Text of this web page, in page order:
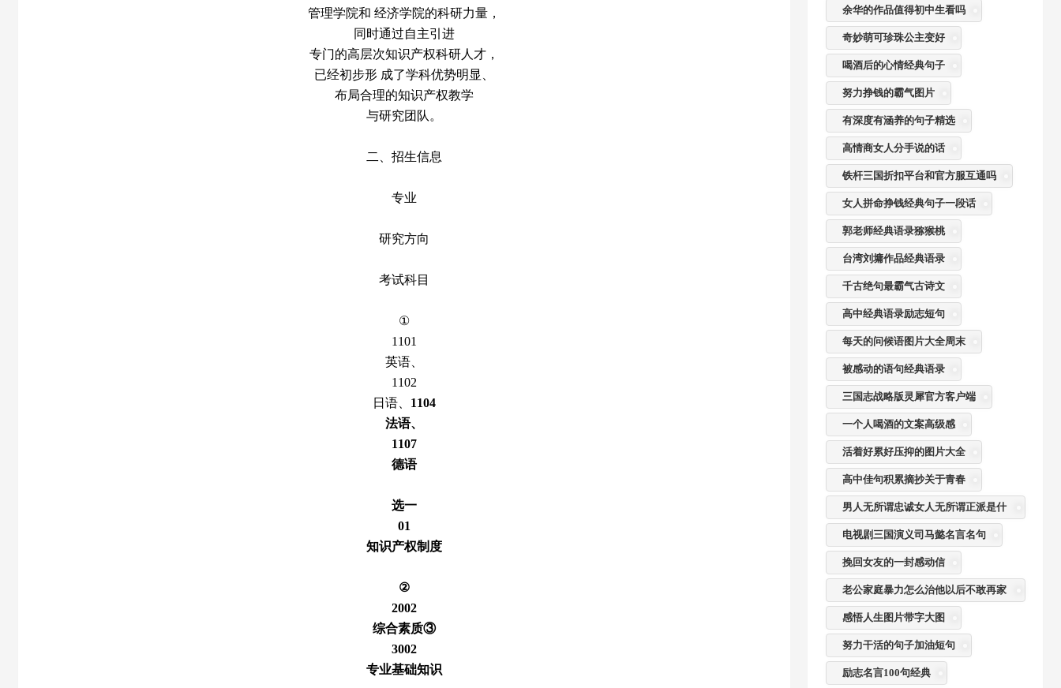
管理学院和 经济学院的科研力量，
同时通过自主引进
专门的高层次知识产权科研人才，
已经初步形 成了学科优势明显、
布局合理的知识产权教学
与研究团队。
二、招生信息
专业
研究方向
考试科目
①
1101
英语、
1102
日语、 1104
法语、
1107
德语
选一
01
知识产权制度
②
2002
综合素质③
3002
专业基础知识
余华的作品值得初中生看吗
奇妙萌可珍珠公主变好
喝酒后的心情经典句子
努力挣钱的霸气图片
有深度有涵养的句子精选
高情商女人分手说的话
铁杆三国折扣平台和官方服互通吗
女人拼命挣钱经典句子一段话
郭老师经典语录猕猴桃
台湾刘墉作品经典语录
千古绝句最霸气古诗文
高中经典语录励志短句
每天的问候语图片大全周末
被感动的语句经典语录
三国志战略版灵犀官方客户端
一个人喝酒的文案高级感
活着好累好压抑的图片大全
高中佳句积累摘抄关于青春
男人无所谓忠诚女人无所谓正派是什
么意思
电视剧三国演义司马懿名言名句
挽回女友的一封感动信
老公家庭暴力怎么治他以后不敢再家
暴
感悟人生图片带字大图
努力干活的句子加油短句
励志名言100句经典